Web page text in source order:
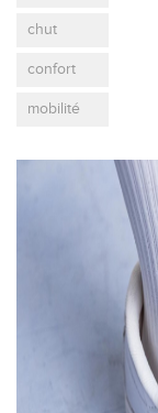
chut
confort
mobilité